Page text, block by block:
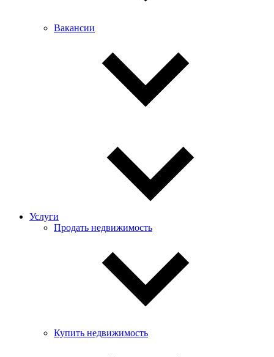
Вакансии
Услуги
Продать недвижимость
Купить недвижимость